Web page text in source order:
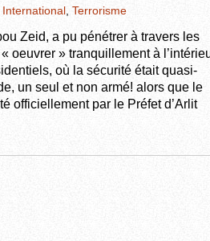
International Terrorisme
Zeid, a pu pénétrer à travers les
oeuvrer » tranquillement à
où la sécurité était quasi-
un seul et non armé! alors que le
officiellement par le Préfet d’Arlit